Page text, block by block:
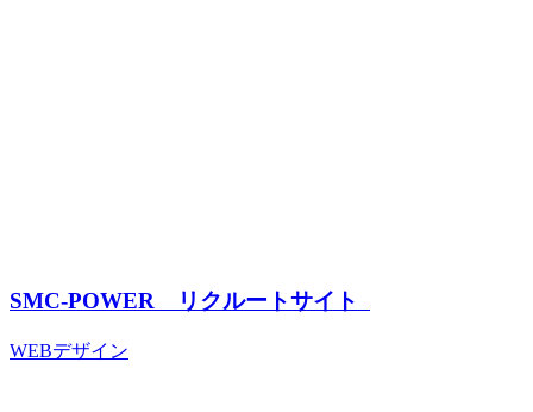
SMC-POWER リクルートサイト
WEBデザイン